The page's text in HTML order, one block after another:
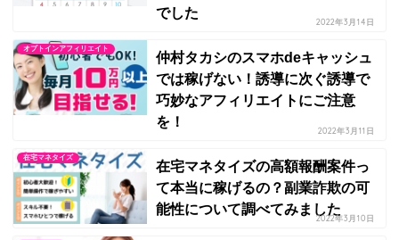
でした
2022年3月14日
オプトインアフィリエイト
仲村タカシのスマホdeキャッシュ
では稼げない！誘導に次ぐ誘導で
巧妙なアフィリエイトにご注意
を！
2022年3月11日
在宅マネタイズ
在宅マネタイズの高額報酬案件っ
て本当に稼げるの？副業詐欺の可
能性について調べてみました
2022年3月10日